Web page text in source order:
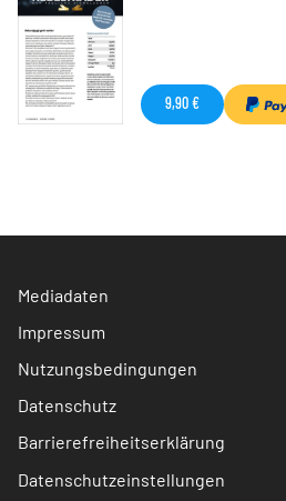
9,90 €
Mediadaten
Impressum
Nutzungsbedingungen
Datenschutz
Barrierefreiheitserklärung
Datenschutzeinstellungen